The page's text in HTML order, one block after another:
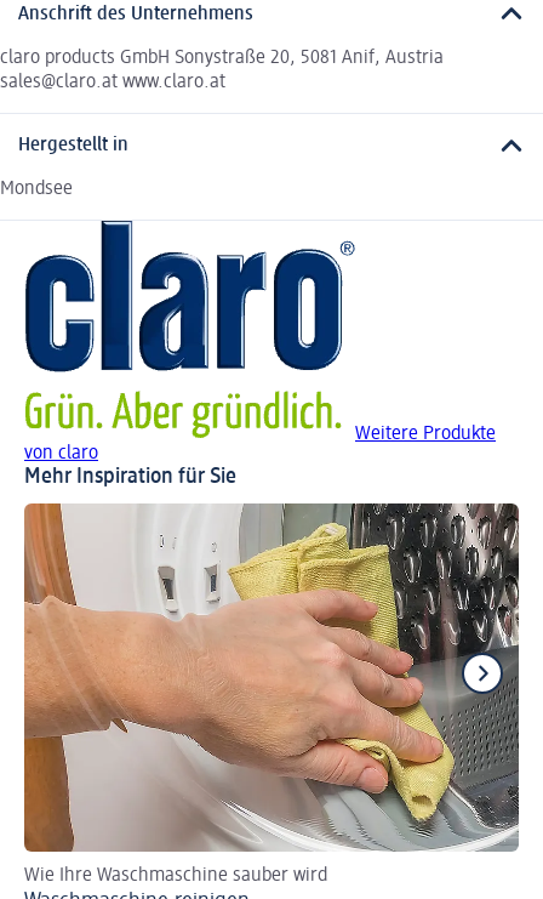
Anschrift des Unternehmens
claro products GmbH Sonystraße 20, 5081 Anif, Austria
sales@claro.at www.claro.at
Hergestellt in
Mondsee
Weitere Produkte
von claro
Mehr Inspiration für Sie
Wie Ihre Waschmaschine sauber wird